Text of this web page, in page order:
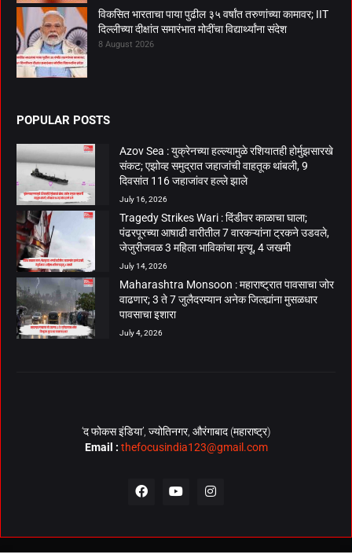
विकसित भारताचा पाया पुढील ३५ वर्षांत तरुणांच्या कामावर; IIT
दिल्लीच्या दीक्षांत समारंभात मोदींचा विद्यार्थ्यांना संदेश
8 August 2026
POPULAR POSTS
Azov Sea : युक्रेनच्या हल्ल्यामुळे रशियातही होर्मुझसारखे
संकट; एझोव्ह समुद्रात जहाजांची वाहतूक थांबली, 9
दिवसांत 116 जहाजांवर हल्ले झाले
July 16, 2026
Tragedy Strikes Wari : दिंडीवर काळाचा घाला;
पंढरपूरच्या आषाढी वारीतील 7 वारकऱ्यांना ट्रकने उडवले,
जेजुरीजवळ 3 महिला भाविकांचा मृत्यू, 4 जखमी
July 14, 2026
Maharashtra Monsoon : महाराष्ट्रात पावसाचा जोर
वाढणार; 3 ते 7 जुलैदरम्यान अनेक जिल्ह्यांना मुसळधार
पावसाचा इशारा
July 4, 2026
‘द फोकस इंडिया’, ज्योतिनगर, औरंगाबाद (महाराष्ट्र)
Email : thefocusindia123@gmail.com